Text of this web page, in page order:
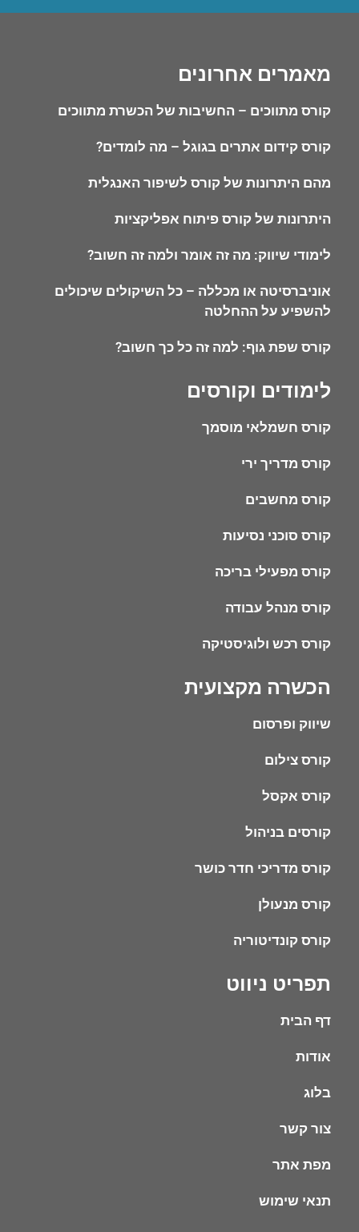
תפריט ניווט
דף הבית
אודות
בלוג
צור קשר
מפת אתר
תנאי שימוש
הכשרה מקצועית
שיווק ופרסום
קורס צילום
קורס אקסל
קורסים בניהול
קורס מדריכי חדר כושר
קורס מנעולן
קורס קונדיטוריה
לימודים וקורסים
קורס חשמלאי מוסמך
קורס מדריך ירי
קורס מחשבים
קורס סוכני נסיעות
קורס מפעילי בריכה
קורס מנהל עבודה
קורס רכש ולוגיסטיקה
מאמרים אחרונים
קורס מתווכים – החשיבות של הכשרת מתווכים
קורס קידום אתרים בגוגל – מה לומדים?
מהם היתרונות של קורס לשיפור האנגלית
היתרונות של קורס פיתוח אפליקציות
לימודי שיווק: מה זה אומר ולמה זה חשוב?
אוניברסיטה או מכללה – כל השיקולים שיכולים
להשפיע על ההחלטה
קורס שפת גוף: למה זה כל כך חשוב?